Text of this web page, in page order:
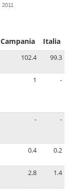
2011
Campania Italia
102.4 99.3
1 -
- -
0.4 0.2
2.8 1.4